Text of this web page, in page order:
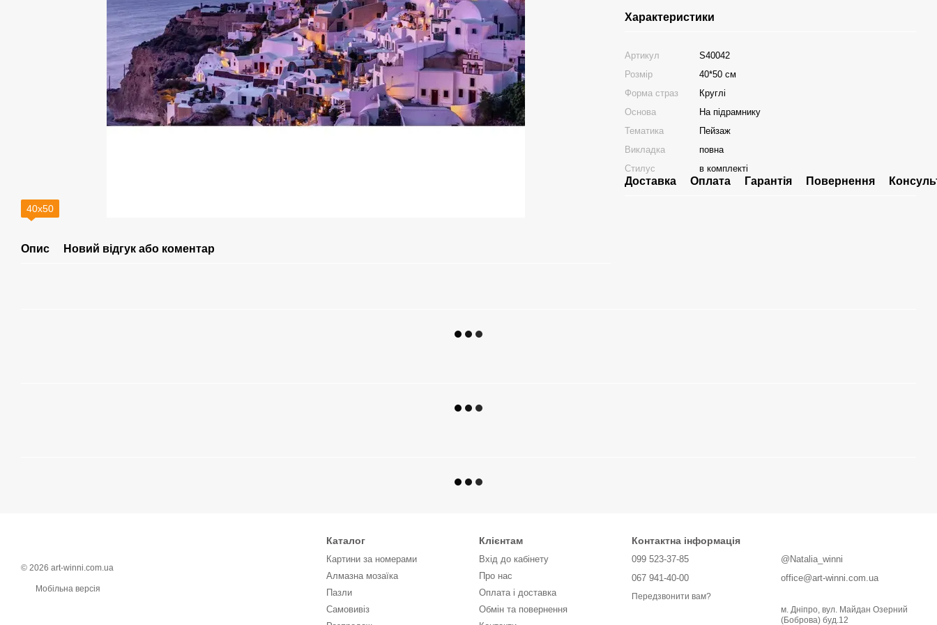
40х50
Опис Новий відгук або коментар
Характеристики
Артикул
S40042
Розмір
40*50 см
Форма страз
Круглі
Основа
На підрамнику
Тематика
Пейзаж
Викладка
повна
Стилус
в комплекті
Доставка Оплата Гарантія Повернення
© 2026 art-winni.com.ua
Мобільна версія
Каталог
Картини за номерами
Алмазна мозаїка
Пазли
Самовивіз
Клієнтам
Вхід до кабінету
Про нас
Оплата і доставка
Обмін та повернення
Контактна інформація
099 523-37-85
067 941-40-00
Передзвонити вам?
@Natalia_winni
office@art-winni.com.ua
м. Дніпро, вул. Майдан Озерний
(Боброва) буд.12